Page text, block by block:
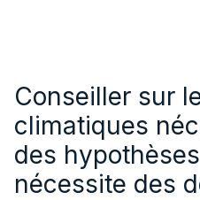
Conseiller sur
climatiques
des
nécessite des